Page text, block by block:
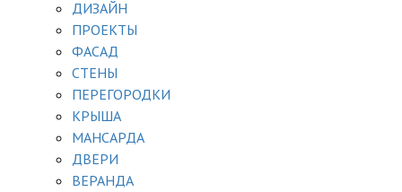
ДИЗАЙН
ПРОЕКТЫ
ФАСАД
СТЕНЫ
ПЕРЕГОРОДКИ
КРЫША
МАНСАРДА
ДВЕРИ
ВЕРАНДА